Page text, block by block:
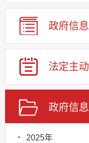
政府信息
法定主动
政府信息
2025年